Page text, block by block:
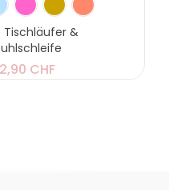
Tischläufer &
CHF